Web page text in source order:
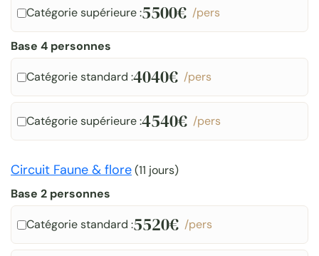
Catégorie supérieure :5500€ /pers
Base 4 personnes
Catégorie standard :4040€ /pers
Catégorie supérieure :4540€ /pers
Circuit Faune & flore(11 jours)
Base 2 personnes
Catégorie standard :5520€ /pers